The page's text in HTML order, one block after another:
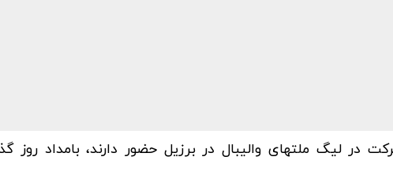
در لیگ ملتهای والیبال در برزیل حضور دارند، بامداد روز